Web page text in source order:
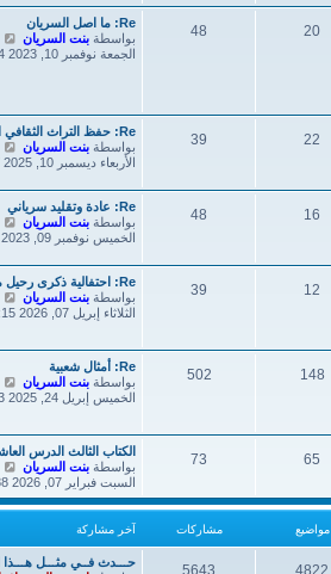
20
48
Re: ما اصل السريان
بواسطة بنت السريان
ا
الجمعة نوفمبر 10, 2023 12:34 pm
22
39
Re: حفظ التراث الثقافي السريا…
بواسطة بنت السريان
ا
الأربعاء ديسمبر 10, 2025 4:17 pm
16
48
Re: عادة وتقليد سرياني
بواسطة بنت السريان
ا
آ
الخميس نوفمبر 09, 2023 5:03 pm
12
39
Re: احتفالية ذكرى رحيل مار غر…
بواسطة بنت السريان
ا
ا
الثلاثاء إبريل 07, 2026 8:15 pm
148
502
Re: أمثال شعبية
بواسطة بنت السريان
ا
الخميس إبريل 24, 2025 4:33 pm
65
73
الكتاب الثالث الدرس
بواسطة بنت السريان
ا
السبت فبراير 07, 2026 5:38 am
مواضيع مشاركات آخر مشاركة
4822
5643
حـــدث فــي مثـــل